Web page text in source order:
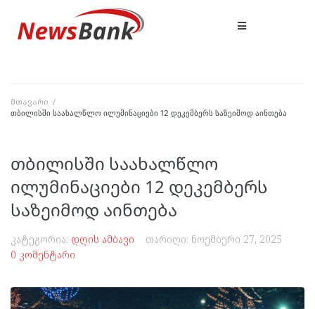
მთავარი /
თბილისში საახალწლო ილუმინაციები 12 დეკემბერს საზეიმოდ აინთება
თბილისში საახალწლო
ილუმინაციები 12 დეკემბერს
საზეიმოდ აინთება
კატეგორია: დღის ამბავი თარიღი: ნოემბერი 27, 2025
0 კომენტარი